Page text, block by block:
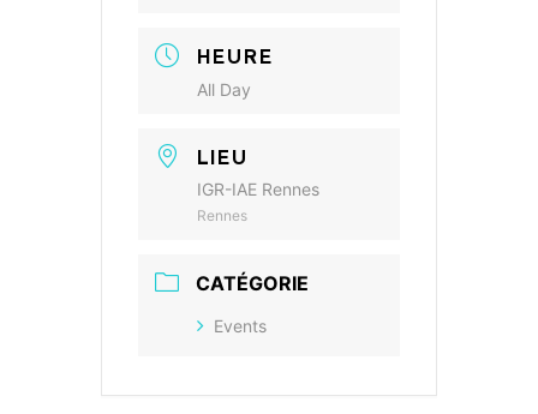
HEURE
All Day
LIEU
IGR-IAE Rennes
Rennes
CATÉGORIE
Events